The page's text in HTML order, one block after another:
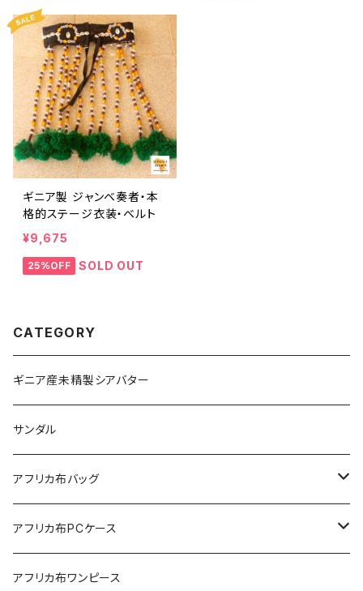
ギニア製 ジャンベ奏者・本
格的ステージ衣装・ベルト
¥9,675
25%OFF SOLD OUT
CATEGORY
ギニア産未精製シアバター
サンダル
アフリカ布バッグ
Sac shopping rond
Sac shopping carré
アフリカ布PCケース
アフリカ布iPadケース
アフリカ布ワンピース